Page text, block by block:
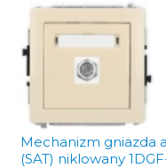
Mechanizm gniazda
(SAT) niklowany